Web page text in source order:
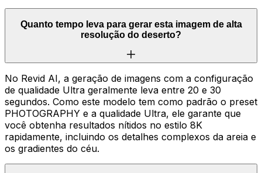
Quanto tempo leva para gerar esta imagem de alta
resolução do deserto?
No Revid AI, a geração de imagens com a configuração
de qualidade Ultra geralmente leva entre 20 e 30
segundos. Como este modelo tem como padrão o preset
PHOTOGRAPHY e a qualidade Ultra, ele garante que
você obtenha resultados nítidos no estilo 8K
rapidamente, incluindo os detalhes complexos da areia e
os gradientes do céu.